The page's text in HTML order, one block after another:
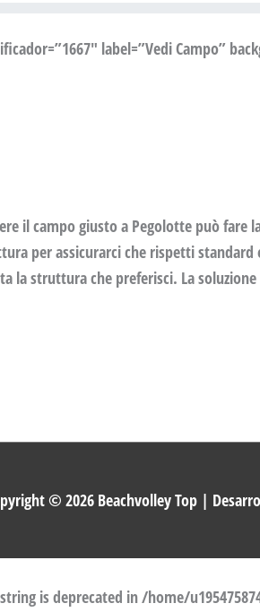
label=”Vedi Campo”
il campo giusto a Pegolotte può
per assicurarci che rispetti
la struttura che preferisci. La
© 2026 Beachvolley Top |
is deprecated in/home/